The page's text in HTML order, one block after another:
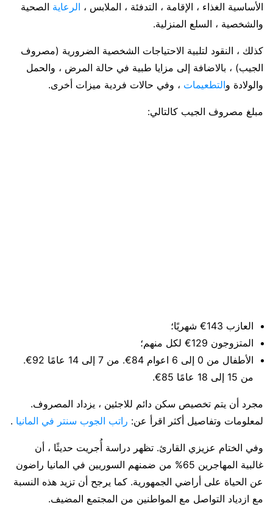
الأساسية الغذاء ، الإقامة ، التدفئة ، الملابس ، الرعاية الصحية
والشخصية ، السلع المنزلية.
كذلك ، النقود لتلبية الاحتياجات الشخصية الضرورية (مصروف
الجيب) ، بالاضافة إلى مزايا طبية في حالة المرض ، والحمل
والولادة والتطعيمات ، وفي حالات فردية ميزات أخرى.
مبلغ مصروف الجيب كالتالي:
العازب 143€ شهريًا؛
المتزوجون 129€ لكل منهم؛
الأطفال من 0 إلى 6 اعوام 84€. من 7 إلى 14 عامًا 92€.
من 15 إلى 18 عامًا 85€.
مجرد أن يتم تخصيص سكن دائم للاجئين ، يزداد المصروف.
لمعلومات وتفاصيل أكثر اقرأ عن: راتب الجوب سنتر في المانيا .
وفي الختام عزيزي القارئ. تظهر دراسة أُجريت حديثًا ، أن
غالبية المهاجرين 65% من ضمنهم السوريين في المانيا راضون
عن الحياة على أراضي الجمهورية. كما يرجح أن تزيد هذه النسبة
مع ازدياد التواصل مع المواطنين من المجتمع المضيف.